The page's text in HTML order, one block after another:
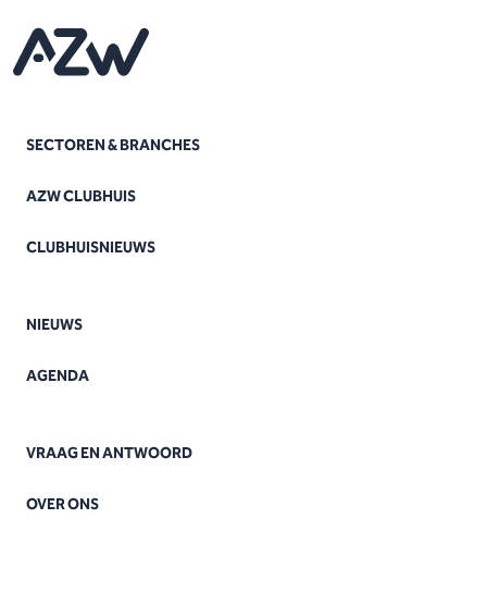
SECTOREN & BRANCHES
AZW CLUBHUIS
CLUBHUISNIEUWS
NIEUWS
AGENDA
VRAAG EN ANTWOORD
OVER ONS